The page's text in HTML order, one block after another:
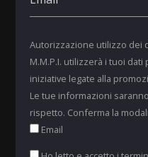
Autorizzazione utilizzo dei
M.M.P.I. utilizzerà i tuoi
iniziative legate alla
Le tue informazioni
rispetto. Conferma la
Email